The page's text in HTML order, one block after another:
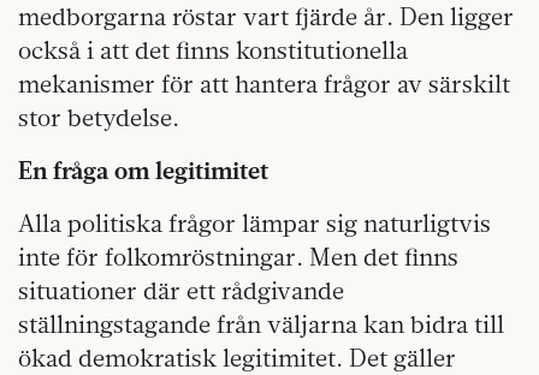
medborgarna röstar vart fjärde år. Den ligger
också i att det finns konstitutionella
mekanismer för att hantera frågor av särskilt
stor betydelse.
En fråga om legitimitet
Alla politiska frågor lämpar sig naturligtvis
inte för folkomröstningar. Men det finns
situationer där ett rådgivande
ställningstagande från väljarna kan bidra till
ökad demokratisk legitimitet. Det gäller